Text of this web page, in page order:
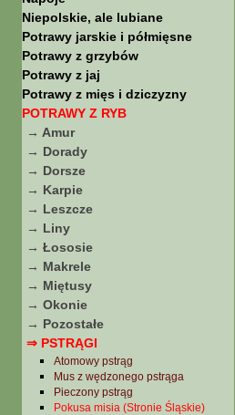
Niepolskie, ale lubiane
Potrawy jarskie i półmięsne
Potrawy z grzybów
Potrawy z jaj
Potrawy z mięs i dziczyzny
POTRAWY Z RYB
→ Amur
→ Dorady
→ Dorsze
→ Karpie
→ Leszcze
→ Liny
→ Łososie
→ Makrele
→ Miętusy
→ Okonie
→ Pozostałe
⇒ PSTRĄGI
Atomowy pstrąg
Mus z wędzonego pstrąga
Pieczony pstrąg
Pokusa misia (Stronie Śląskie)